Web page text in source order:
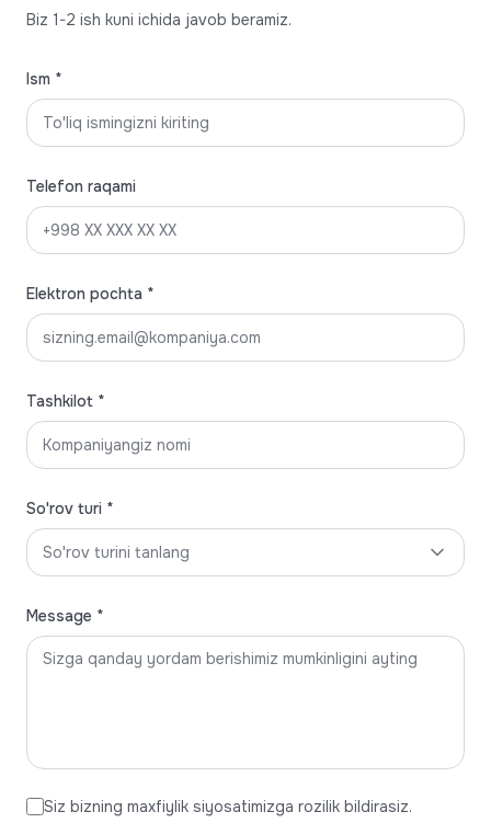
Biz 1-2 ish kuni ichida javob beramiz.
Ism *
Telefon raqami
Elektron pochta *
Tashkilot *
So'rov turi *
So'rov turini tanlang
Message *
Siz bizning maxfiylik siyosatimizga rozilik bildirasiz.